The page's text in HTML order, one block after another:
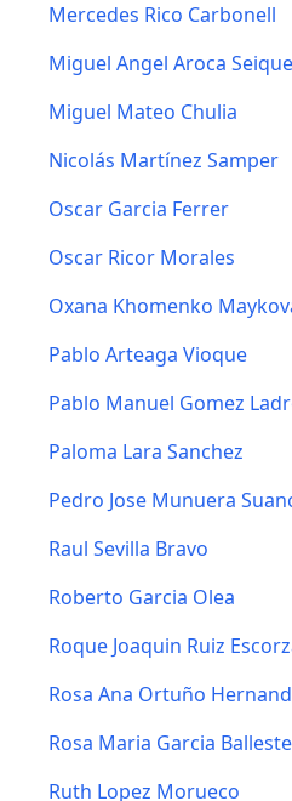
Mercedes Rico Carbonell
Miguel Angel Aroca
Miguel Mateo Chulia
Nicolás Martínez Samper
Oscar Garcia Ferrer
Oscar Ricor Morales
Oxana Khomenko
Pablo Arteaga Vioque
Pablo Manuel Gomez
Paloma Lara Sanchez
Pedro Jose Munuera
Raul Sevilla Bravo
Roberto Garcia Olea
Roque Joaquin Ruiz
Rosa Ana Ortuño
Rosa Maria Garcia
Ruth Lopez Morueco